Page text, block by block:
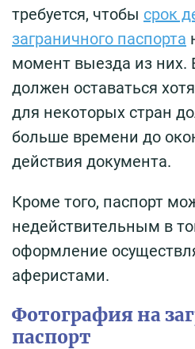
требуется, чтобы срок
заграничного паспорта
момент выезда из них.
должен оставаться
для некоторых стран
больше времени до
действия документа.
Кроме того, паспорт
недействительным в
оформление
аферистами.
Фотография на
паспорт